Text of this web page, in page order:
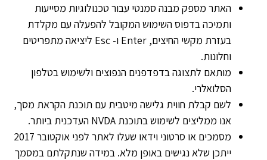
האתר מספק מבנה סמנטי עבור טכנולוגיות מסייעות
ותמיכה בדפוס השימוש המקובל להפעלה עם מקלדת
בעזרת מקשי החיצים, Enter ו- Esc ליציאה מתפריטים
וחלונות.
מותאם לתצוגה בדפדפנים הנפוצים ולשימוש בטלפון
הסלואלרי.
לשם קבלת חווית גלישה מיטבית עם תוכנת הקראת מסך,
אנו ממליצים לשימוש בתוכנת NVDA העדכנית ביותר.
מסמכים או סרטוני וידאו שעלו לאתר לפני אוקטובר 2017
ייתכן שלא נגישים באופן מלא. במידה שנתקלתם במסמך